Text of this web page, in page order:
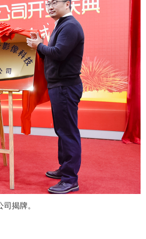
揭牌。